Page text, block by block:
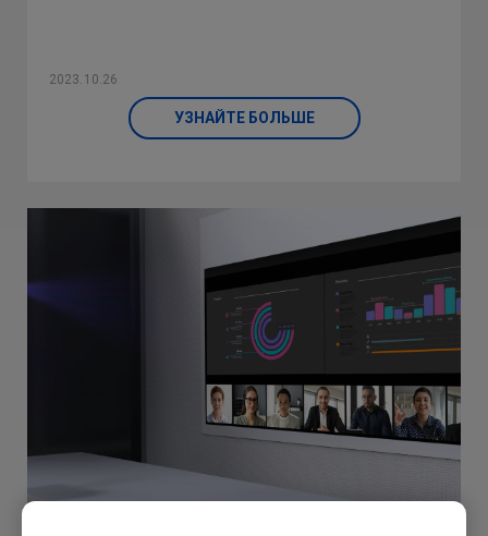
2023.10.26
УЗНАЙТЕ БОЛЬШЕ